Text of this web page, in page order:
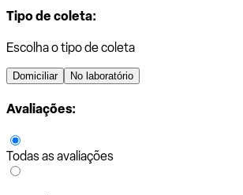
Tipo de coleta:
Escolha o tipo de coleta
Domiciliar No laboratório
Avaliações:
Todas as avaliações